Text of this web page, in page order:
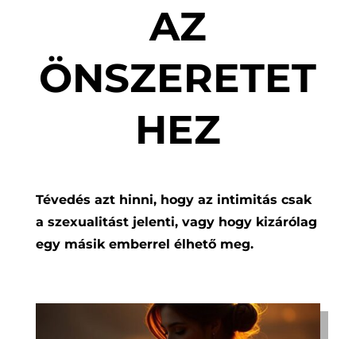
AZ
ÖNSZERETET
HEZ
Tévedés azt hinni, hogy az intimitás csak
a szexualitást jelenti, vagy hogy kizárólag
egy másik emberrel élhető meg.